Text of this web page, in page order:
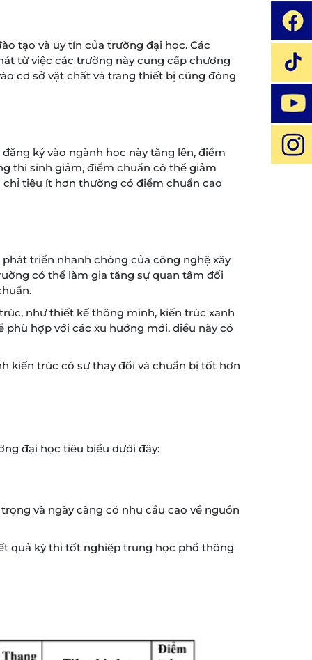
tạo và uy tín của trường đại học. Các
từ việc các trường này cung cấp chương
cơ sở vật chất và trang thiết bị cũng đóng
ký vào ngành học này tăng lên, điểm
thí sinh giảm, điểm chuẩn có thể giảm
tiêu ít hơn thường có điểm chuẩn cao
triển nhanh chóng của công nghệ xây
có thể làm gia tăng sự quan tâm đối
như thiết kế thông minh, kiến trúc xanh
hợp với các xu hướng mới, điều này có
kiến trúc có sự thay đổi và chuẩn bị tốt hơn
đại học tiêu biểu dưới đây:
và ngày càng có nhu cầu cao về nguồn
quả kỳ thi tốt nghiệp trung học phổ thông